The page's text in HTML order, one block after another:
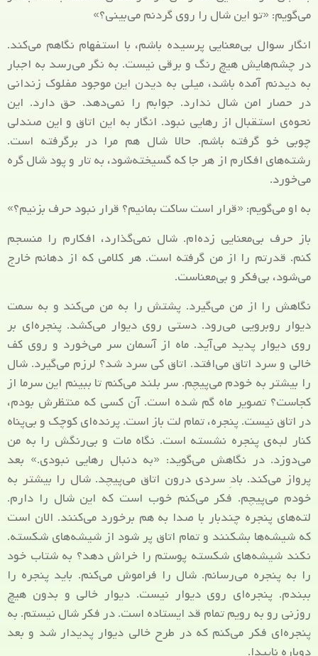
می‌گویم: «تو این شال را روی گردنم می‌بینی؟»
انگار سوال بی‌معنایی پرسیده باشم، با استفهام نگاهم می‌کند.
در چشم‌هایش هیچ رنگ و برقی نیست. به نگر می‌رسد به اجبار
به دیدنم آمده باشد، میلی به دیدن این موجود مفلوک زندانی
در حصار امن شال ندارد. جوابم را نمی‌دهد. حق دارد. این
نحوه‌ی استقبال از رهایی نبود. انگار به این اتاق و این صندلی
چوبی خو گرفته باشم. حالا شال هم مرا در برگرفته است.
رشته‌های افکارم از هر جا که گسیخته‌شود، به تار و پود شال گره
می‌خورد.
به او می‌گویم: «قرار است ساکت بمانیم؟ قرار نبود حرف بزنیم؟»
باز حرف بی‌معنایی زده‌ام. شال نمی‌گذارد، افکارم را منسجم
کنم. قدرتم را از من گرفته است. هر کلامی که از دهانم خارج
می‌شود، بی‌فکر و بی‌معناست.
نگاهش را از من می‌گیرد. پشتش را به من می‌کند و به سمت
دیوار روبرویی می‌رود. دستی روی دیوار می‌کشد. پنجره‌ای بر
روی دیوار پدید می‌آید. ماه از آسمان سر می‌خورد و روی کف
خالی و سرد اتاق می‌افتد. اتاق کی سرد شد؟ لرزم می‌گیرد. شال
را بیشتر به خودم می‌پیچم. سر بلند می‌کنم تا ببینم این سرما از
کجاست؟ تصویر ماه گم شده است. آن کسی که منتظرش بودم،
در اتاق نیست. پنجره، تمام لت باز است. پرنده‌ای کوچک و بی‌پناه
کنار لبه‌ی پنجره نشسته است. نگاه مات و بی‌رنگش را به من
می‌دوزد. در نگاهش می‌گوید: «به دنبال رهایی نبودی.» بعد
پرواز می‌کند. بادِ سردی درون اتاق می‌پیچد. شال را بیشتر به
خودم می‌پیچم. فکر می‌کنم خوب است که این شال را دارم.
لته‌های پنجره چندبار با صدا به هم برخورد می‌کنند. الان است
که شیشه‌ها بشکنند و تمام اتاق پر شود از شیشه‌های شکسته.
نکند شیشه‌های شکسته پوستم را خراش دهد؟ به شتاب خود
را به پنجره می‌رسانم. شال را فراموش می‌کنم. باید پنجره را
ببندم. پنجره‌ای روی دیوار نیست. دیوار خالی و بدون هیچ
روزنی رو به رویم تمام قد ایستاده است. در فکر شال نیستم. به
پنجره‌ای فکر می‌کنم که در طرح خالی دیوار پدیدار شد و بعد
دوباره ناپیدا.